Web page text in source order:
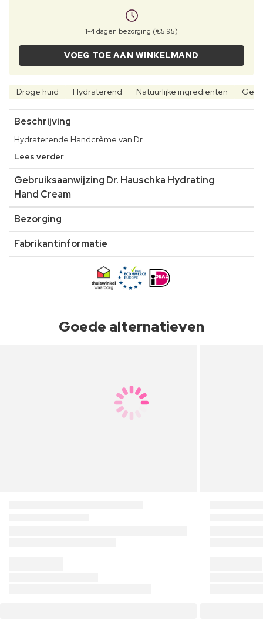
1-4 dagen bezorging (€5.95)
VOEG TOE AAN WINKELMAND
Droge huid Hydraterend Natuurlijke ingrediënten
Beschrijving
Hydraterende Handcrème van Dr.
Lees verder
Gebruiksaanwijzing Dr. Hauschka Hydrating
Hand Cream
Bezorging
Fabrikantinformatie
Goede alternatieven